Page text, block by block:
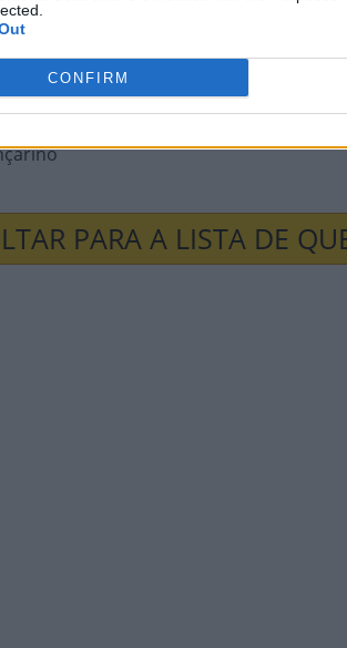
CONFIRM
caçadores
pela chuva
PARA A LISTA DE